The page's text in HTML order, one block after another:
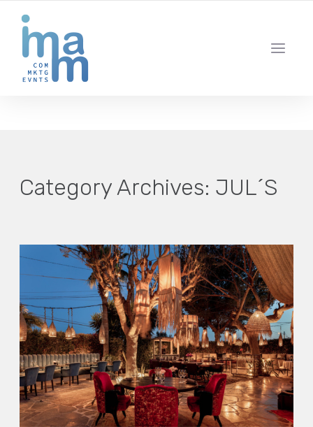
IBIZA · MADRID · BARCELONA
Category Archives: JUL´S